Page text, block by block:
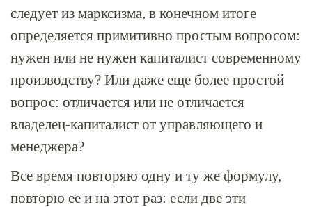
следует из марксизма, в конечном итоге
определяется примитивно простым вопросом:
нужен или не нужен капиталист современному
производству? Или даже еще более простой
вопрос: отличается или не отличается
владелец-капиталист от управляющего и
менеджера?
Все время повторяю одну и ту же формулу,
повторю ее и на этот раз: если две эти